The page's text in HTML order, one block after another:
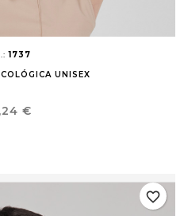
1737
UNISEX
€
favorite_border